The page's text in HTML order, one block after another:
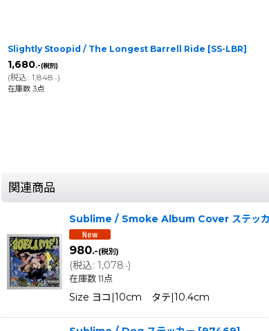
Slightly Stoopid / The Longest Barrell Ride [SS-LBR]
1,680.-(税別)
(税込: 1,848 .-)
在庫数 3点
関連商品
Sublime / Smoke Album Cover ステッ
980.-(税別)
(税込: 1,078.-)
在庫数 11点
Size ヨコ|10cm タテ|10.4cm